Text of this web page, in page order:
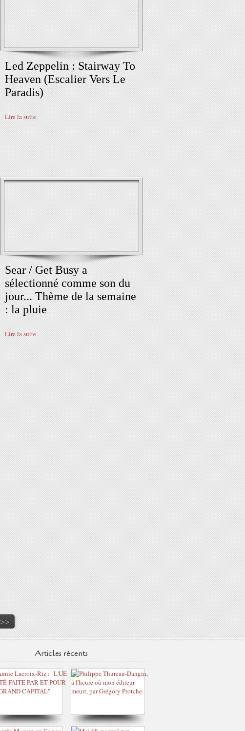
Led Zeppelin : Stairway To
Heaven (Escalier Vers Le
Paradis)
Lire la suite
Sear / Get Busy a
sélectionné comme son du
jour... Thème de la semaine
: la pluie
Lire la suite
>>
Articles récents